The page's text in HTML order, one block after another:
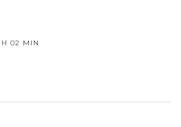
H 02 MIN